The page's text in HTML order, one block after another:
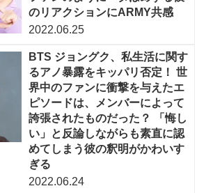
のリアクションにARMY共感
2022.06.25
BTS ジョングク、私生活に関す
るアノ暴露をキッパリ否定！ 世
界中のファンに衝撃を与えたエ
ピソードは、メンバーによって
誇張されたものだった？ 「悔し
い」と反論しながらも素直に認
めてしまう彼の釈明がかわいす
ぎる
2022.06.24